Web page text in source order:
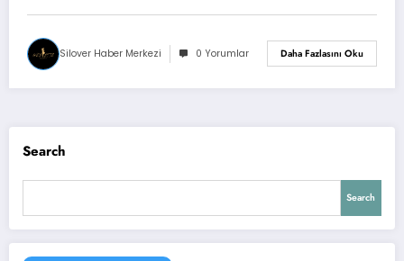
Silover Haber Merkezi 0 Yorumlar Daha Fazlasını Oku
Search
Search